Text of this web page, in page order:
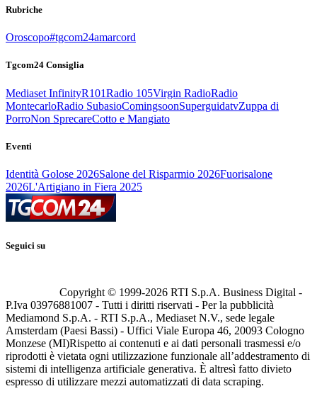
Rubriche
Oroscopo#tgcom24amarcord
Tgcom24 Consiglia
Mediaset InfinityR101Radio 105Virgin RadioRadio
MontecarloRadio SubasioComingsoonSuperguidatvZuppa di
PorroNon SprecareCotto e Mangiato
Eventi
Identità Golose 2026Salone del Risparmio 2026Fuorisalone
2026L'Artigiano in Fiera 2025
Seguici su
Copyright © 1999-2026 RTI S.p.A. Business Digital -
P.Iva 03976881007 - Tutti i diritti riservati - Per la pubblicità
Mediamond S.p.A. - RTI S.p.A., Mediaset N.V., sede legale
Amsterdam (Paesi Bassi) - Uffici Viale Europa 46, 20093 Cologno
Monzese (MI)Rispetto ai contenuti e ai dati personali trasmessi e/o
riprodotti è vietata ogni utilizzazione funzionale all’addestramento di
sistemi di intelligenza artificiale generativa. È altresì fatto divieto
espresso di utilizzare mezzi automatizzati di data scraping.